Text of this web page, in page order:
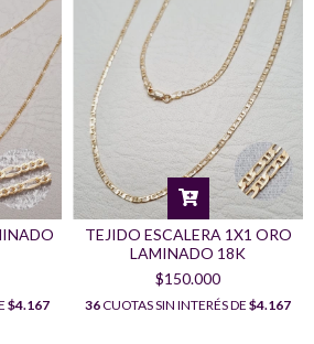
$4.167
TEJIDO ESCALERA 1X1 ORO
LAMINADO 18K
$150.000
36CUOTAS SIN INTERÉS DE $4.167